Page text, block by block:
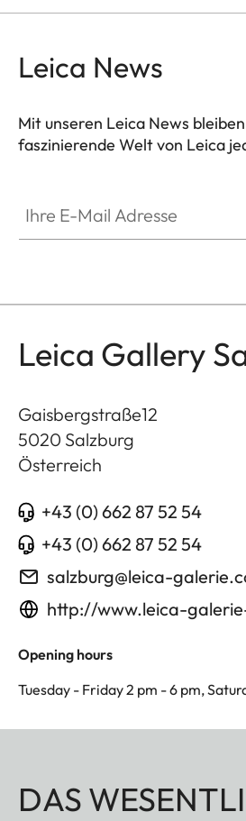
Leica News
Mit unseren Leica News
faszinierende Welt von Leica
Leica Gallery
Gaisbergstraße12
5020 Salzburg
Österreich
+43 (0) 662 87 52 54
+43 (0) 662 87 52 54
salzburg@leica-
http://www.leica-
Opening hours
Tuesday - Friday 2 pm - 6 pm,
DAS